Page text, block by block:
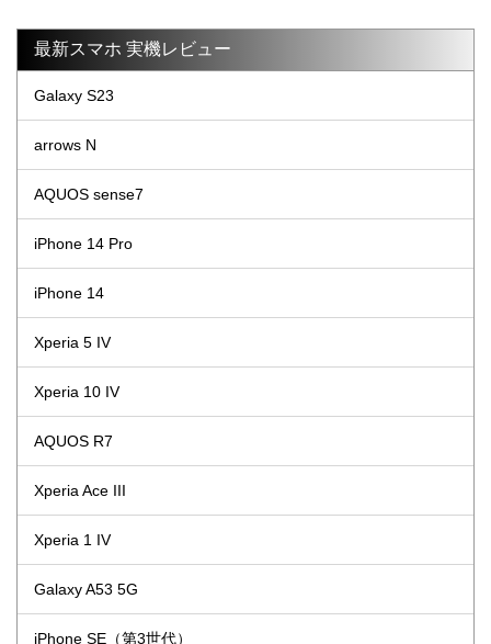
最新スマホ 実機レビュー
Galaxy S23
arrows N
AQUOS sense7
iPhone 14 Pro
iPhone 14
Xperia 5 IV
Xperia 10 IV
AQUOS R7
Xperia Ace III
Xperia 1 IV
Galaxy A53 5G
iPhone SE（第3世代）